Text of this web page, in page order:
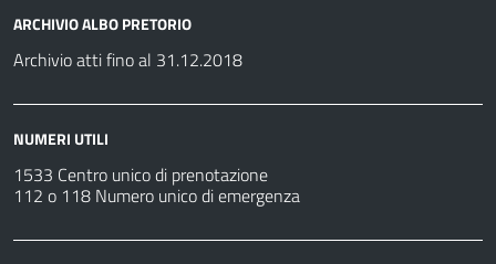
ARCHIVIO ALBO PRETORIO
Archivio atti fino al 31.12.2018
NUMERI UTILI
1533 Centro unico di prenotazione
112 o 118 Numero unico di emergenza